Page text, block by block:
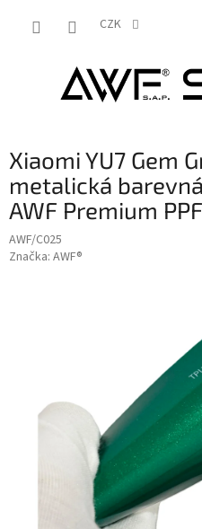
CZK
Xiaomi YU7 Gem
metalická
AWF Premium PPF
AWF/C025
Značka: AWF®